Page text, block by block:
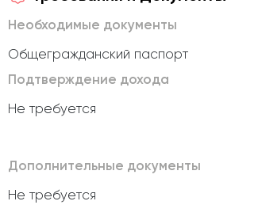
Необходимые документы
Общегражданский паспорт
Подтверждение дохода
Не требуется
Дополнительные документы
Не требуется